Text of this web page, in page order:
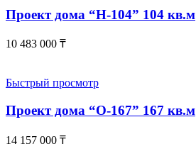
Проект дома “Н-104” 104 кв.м
10 483 000 ₸
Быстрый просмотр
Проект дома “О-167” 167 кв.м
14 157 000 ₸